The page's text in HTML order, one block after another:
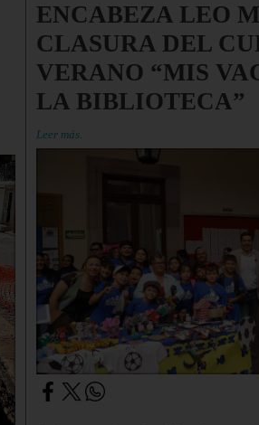
ENCABEZA LEO
CLASURA DEL
VERANO “MIS
LA BIBLIOTECA”
Leer más.